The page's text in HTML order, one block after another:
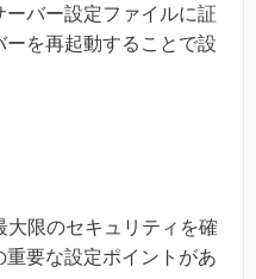
バー設定ファイルに証
を再起動することで設
限のセキュリティを確
要な設定ポイントがあ